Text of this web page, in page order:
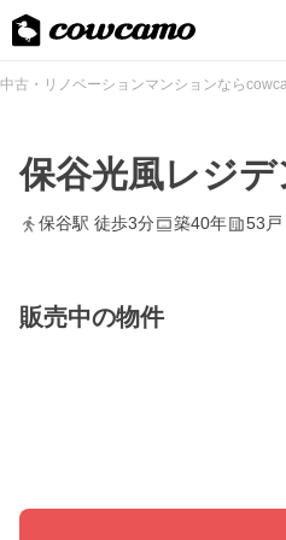
中古・リノベーションマンションなら
保谷光風レジデ
保谷駅 徒歩3分 築40年 53戸
販売中の物件